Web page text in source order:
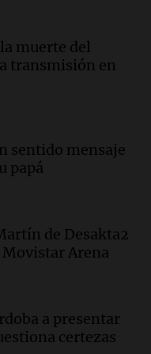
derribó el mito
muerte del
transmisión en
sentido mensaje
papá
de Desakta2
Arena
a presentar
certezas